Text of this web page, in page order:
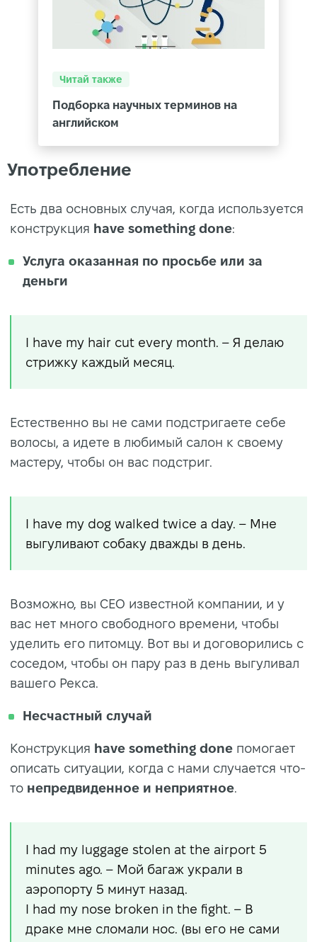
Читай также
Подборка научных терминов на
английском
Употребление
Есть два основных случая, когда используется
конструкция have something done:
Услуга оказанная по просьбе или за
деньги
I have my hair cut every month. – Я делаю
стрижку каждый месяц.
Естественно вы не сами подстригаете себе
волосы, а идете в любимый салон к своему
мастеру, чтобы он вас подстриг.
I have my dog walked twice a day. – Мне
выгуливают собаку дважды в день.
Возможно, вы CEO известной компании, и у
вас нет много свободного времени, чтобы
уделить его питомцу. Вот вы и договорились с
соседом, чтобы он пару раз в день выгуливал
вашего Рекса.
Несчастный случай
Конструкция have something done помогает
описать ситуации, когда с нами случается что-
то непредвиденное и неприятное.
I had my luggage stolen at the airport 5
minutes ago. – Мой багаж украли в
аэропорту 5 минут назад.
I had my nose broken in the fight. – В
драке мне сломали нос. (вы его не сами